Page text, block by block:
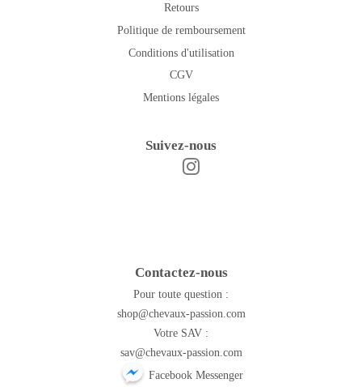
Retours
Politique de remboursement
Conditions d'utilisation
CGV
Mentions légales
Suivez-nous
Facebook
Contactez-nous
Pour toute question :
shop@chevaux-passion.com
Votre SAV :
sav@chevaux-passion.com
Facebook Messenger